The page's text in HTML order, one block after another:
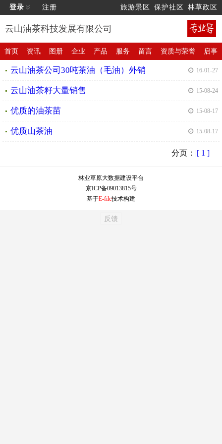
登录 注册 旅游景区 保护社区 林草政区
云山油茶科技发展有限公司
首页 资讯 图册 企业 产品 服务 留言 资质与荣誉 启事
云山油茶公司30吨茶油（毛油）外销 | 16-01-27
云山油茶籽大量销售 | 15-08-24
优质的油茶苗 | 15-08-17
优质山茶油 | 15-08-17
分页：|[ 1 ]
林业草原大数据建设平台
京ICP备09013815号
基于E-file技术构建
反馈